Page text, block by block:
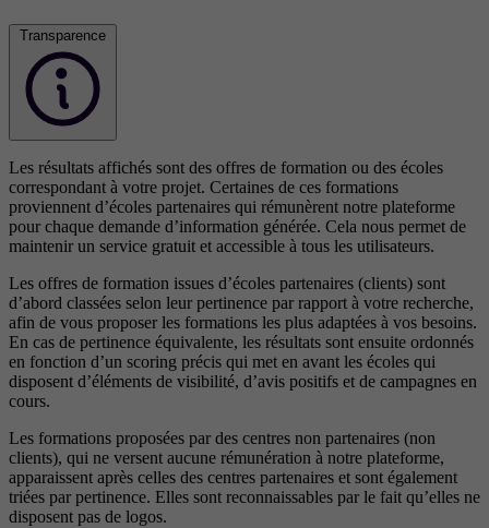
Transparence
Les résultats affichés sont des offres de formation ou des écoles
correspondant à votre projet. Certaines de ces formations
proviennent d’écoles partenaires qui rémunèrent notre plateforme
pour chaque demande d’information générée. Cela nous permet de
maintenir un service gratuit et accessible à tous les utilisateurs.
Les offres de formation issues d’écoles partenaires (clients) sont
d’abord classées selon leur pertinence par rapport à votre recherche,
afin de vous proposer les formations les plus adaptées à vos besoins.
En cas de pertinence équivalente, les résultats sont ensuite ordonnés
en fonction d’un scoring précis qui met en avant les écoles qui
disposent d’éléments de visibilité, d’avis positifs et de campagnes en
cours.
Les formations proposées par des centres non partenaires (non
clients), qui ne versent aucune rémunération à notre plateforme,
apparaissent après celles des centres partenaires et sont également
triées par pertinence. Elles sont reconnaissables par le fait qu’elles ne
disposent pas de logos.